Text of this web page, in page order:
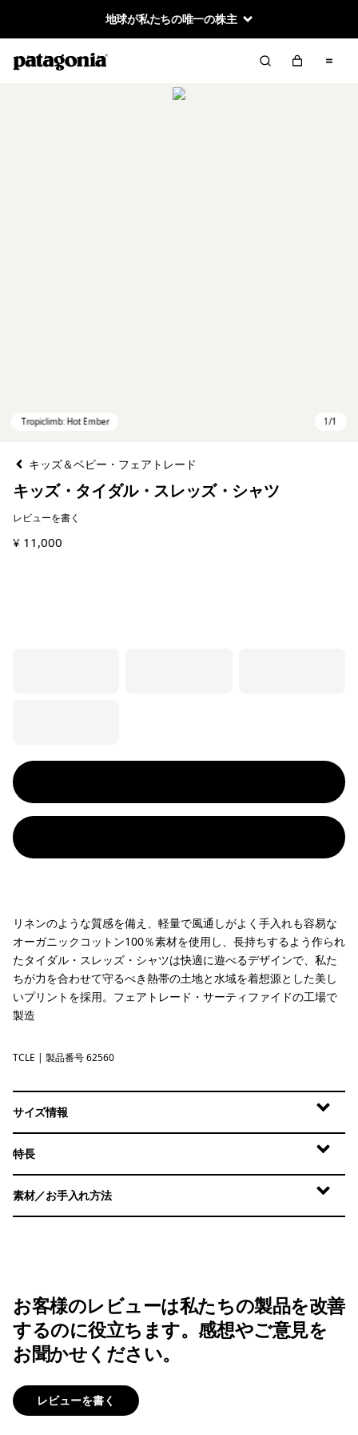
地球が私たちの唯一の株主
キッズ＆ベビー・フェアトレード
キッズ・タイダル・スレッズ・シャツ
レビューを書く
¥ 11,000
リネンのような質感を備え、軽量で風通しがよく手入れも容易な
オーガニックコットン100％素材を使用し、長持ちするよう作られ
たタイダル・スレッズ・シャツは快適に遊べるデザインで、私た
ちが力を合わせて守るべき熱帯の土地と水域を着想源とした美し
いプリントを採用。フェアトレード・サーティファイドの工場で
製造
Tropiclimb: Hot Ember
TCLE | 製品番号 62560
サイズ情報
特長
素材／お手入れ方法
お客様のレビューは私たちの製品を改善
するのに役立ちます。感想やご意見を
お聞かせください。
レビューを書く